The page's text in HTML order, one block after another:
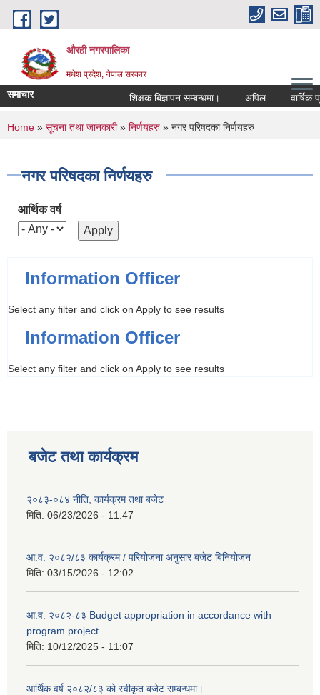
Skip to main content
औरही नगरपालिका
मधेश प्रदेश, नेपाल सरकार
समाचार शिक्षक बिज्ञापन सम्बन्धमा। अपिल वार्षिक
You are here
Home » सूचना तथा जानकारी» निर्णयहरु » नगर परिषदका निर्णयहरु
नगर परिषदका निर्णयहरु
आर्थिक वर्ष
Information Officer
Select any filter and click on Apply to see results
Information Officer
Select any filter and click on Apply to see results
बजेट तथा कार्यक्रम
२०८३-०८४ नीति, कार्यक्रम तथा बजेट
मिति: 06/23/2026 - 11:47
आ.व. २०८२/८३ कार्यक्रम / परियोजना अनुसार बजेट बिनियोजन
मिति: 03/15/2026 - 12:02
आ.व. २०८२-८३ Budget appropriation in accordance with
program project
मिति: 10/12/2025 - 11:07
आर्थिक वर्ष २०८२/८३ को स्वीकृत बजेट सम्बन्धमा।